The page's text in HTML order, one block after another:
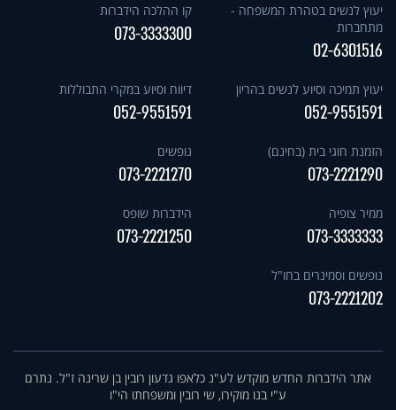
יעוץ לנשים בטהרת המשפחה -
מתחברות
02-6301516
קו ההלכה הידברות
073-3333300
יעוץ תמיכה וסיוע לנשים בהריון
052-9551591
דיווח וסיוע במקרי התבוללות
052-9551591
הזמנת חוגי בית (בחינם)
073-2221290
נופשים
073-2221270
ממיר צופיה
073-3333333
הידברות שופס
073-2221250
נופשים וסמינרים בחו"ל
073-2221202
אתר הידברות החדש מוקדש לע"נ כלאפו גדעון רובין בן שרינה ז"ל. נתרם
ע"י בנו מוקירו, שי רובין ומשפחתו הי"ו